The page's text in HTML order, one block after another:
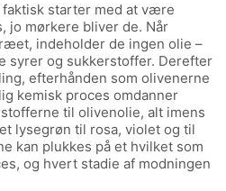
faktisk starter med at være
jo mørkere bliver de. Når
indeholder de ingen olie –
syrer og sukkerstoffer. Derefter
efterhånden som olivenerne
kemisk proces omdanner
til olivenolie, alt imens
lysegrøn til rosa, violet og til
kan plukkes på et hvilket som
og hvert stadie af modningen